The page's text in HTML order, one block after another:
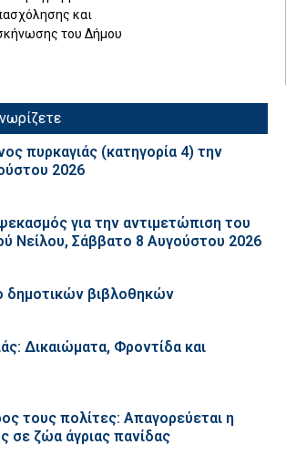
και
του Δήμου
πυρκαγιάς (κατηγορία 4) την
2026
για την αντιμετώπιση του
Νείλου, Σάββατο 8 Αυγούστου 2026
δημοτικών βιβλοθηκών
Δικαιώματα, Φροντίδα και
τους πολίτες: Απαγορεύεται η
σε ζώα άγριας πανίδας